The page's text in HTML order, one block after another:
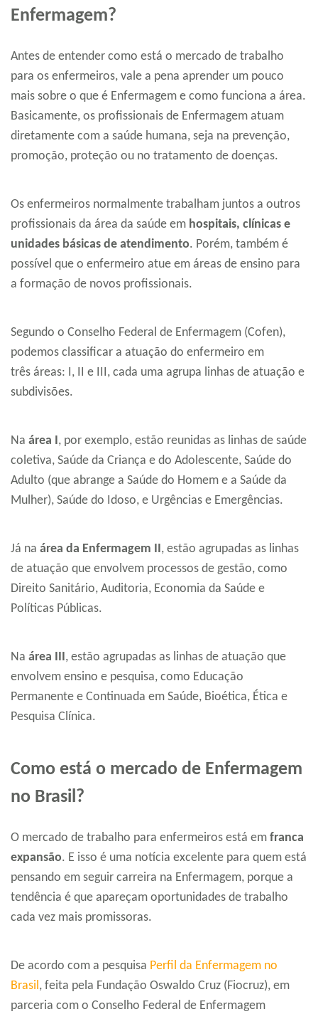
Enfermagem?
Antes de entender como está o mercado de trabalho
para os enfermeiros, vale a pena aprender um pouco
mais sobre o que é Enfermagem e como funciona a área.
Basicamente, os profissionais de Enfermagem atuam
diretamente com a saúde humana, seja na prevenção,
promoção, proteção ou no tratamento de doenças.
Os enfermeiros normalmente trabalham juntos a outros
profissionais da área da saúde em hospitais, clínicas e
unidades básicas de atendimento. Porém, também é
possível que o enfermeiro atue em áreas de ensino para
a formação de novos profissionais.
Segundo o Conselho Federal de Enfermagem (Cofen),
podemos classificar a atuação do enfermeiro em
três áreas: I, II e III, cada uma agrupa linhas de atuação e
subdivisões.
Na área I, por exemplo, estão reunidas as linhas de saúde
coletiva, Saúde da Criança e do Adolescente, Saúde do
Adulto (que abrange a Saúde do Homem e a Saúde da
Mulher), Saúde do Idoso, e Urgências e Emergências.
Já na área da Enfermagem II, estão agrupadas as linhas
de atuação que envolvem processos de gestão, como
Direito Sanitário, Auditoria, Economia da Saúde e
Políticas Públicas.
Na área III, estão agrupadas as linhas de atuação que
envolvem ensino e pesquisa, como Educação
Permanente e Continuada em Saúde, Bioética, Ética e
Pesquisa Clínica.
Como está o mercado de Enfermagem
no Brasil?
O mercado de trabalho para enfermeiros está em franca
expansão. E isso é uma notícia excelente para quem está
pensando em seguir carreira na Enfermagem, porque a
tendência é que apareçam oportunidades de trabalho
cada vez mais promissoras.
De acordo com a pesquisa Perfil da Enfermagem no
Brasil, feita pela Fundação Oswaldo Cruz (Fiocruz), em
parceria com o Conselho Federal de Enfermagem